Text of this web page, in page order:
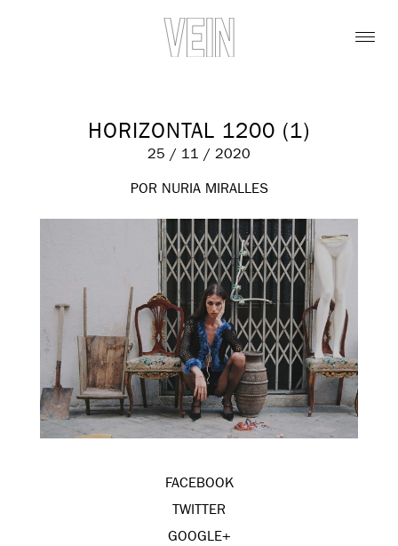
HORIZONTAL 1200 (1)
25 / 11 / 2020
POR NURIA MIRALLES
FACEBOOK
TWITTER
GOOGLE+